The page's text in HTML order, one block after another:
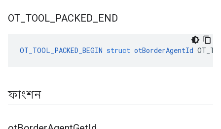
OT TOOL PACKED END
OT_TOOL_PACKED_BEGIN struct otBorderAgentId
ফাংশন